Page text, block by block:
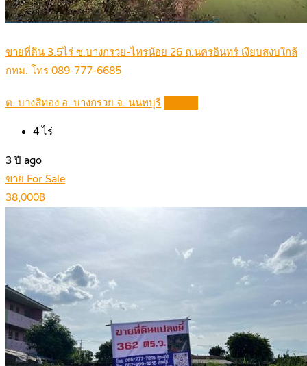
ขายที่ดิน 3.5ไร่ ซ.บางกรวย-ไทรน้อย 26 ถ.นครอินทร์ เงียบสงบใกล้
กทม. โทร 089-777-6685
ต. บางสีทอง อ. บางกรวย จ. นนทบุรี
4 ไร่
3 ปี ago
ขาย For Sale
38,000฿